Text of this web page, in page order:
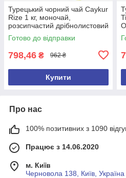
Турецький чорний чай Caykur
Rize 1 кг, моночай,
розсипчастий дрібнолистовий
Готово до відправки
798,46 ₴ 962 ₴
Купити
Про нас
100% позитивних з 1090
Працює з 14.06.2020
м. Київ
Черновола 138, Київ, Україна